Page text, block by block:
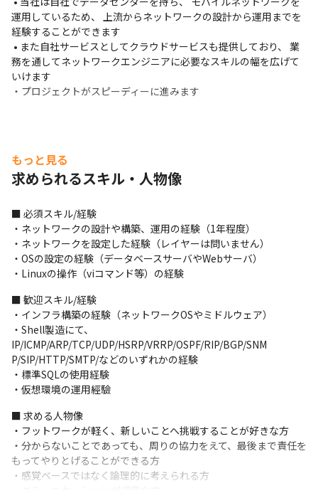
運用しているため、 上流からネットワークの設計から運用までを
経験することができます
務を通してネットワークエンジニアに必要なスキルの幅を広げて
いけます
・プロジェクトがスピーディーに進みます
ボトムアップな組織で、意見が採用されやすいのが魅力です。
もっと見る
求められるスキル・人物像
■ 必須スキル/経験
・ネットワークの設計や構築、運用の経験（1年程度）
・ネットワークを設定した経験（レイヤーは問いません）
・OSの設定の経験（データベースサーバやWebサーバ）
・Linuxの操作（viコマンド等）の経験
■ 歓迎スキル/経験
・インフラ構築の経験（ネットワークOSやミドルウェア）
・Shell製造にて、
IP/ICMP/ARP/TCP/UDP/HSRP/VRRP/OSPF/RIP/BGP/SNM
P/SIP/HTTP/SMTP/などのいずれかの経験
・標準SQLの使用経験
・仮想環境の運用經驗
■ 求める人物像
・フットワークが軽く、新しいことへ挑戦することが好きな方
・分からないことであっても、周りの協力をえて、最後まで責任を
もってやりとげることができる方
・感覚ベースではなく論理的に考えられる方